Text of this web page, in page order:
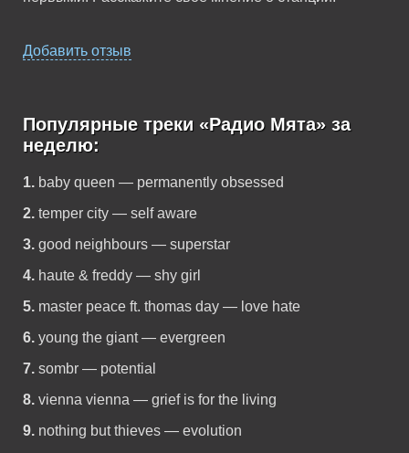
Добавить отзыв
Популярные треки «Радио Мята» за
неделю:
1. baby queen — permanently obsessed
2. temper city — self aware
3. good neighbours — superstar
4. haute & freddy — shy girl
5. master peace ft. thomas day — love hate
6. young the giant — evergreen
7. sombr — potential
8. vienna vienna — grief is for the living
9. nothing but thieves — evolution